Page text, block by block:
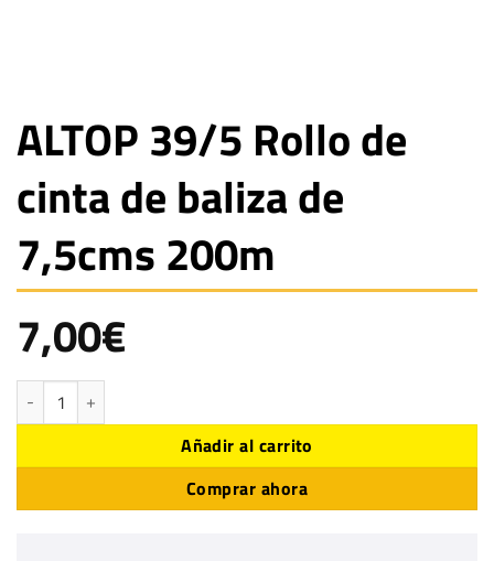
ALTOP 39/5 Rollo de
cinta de baliza de
7,5cms 200m
7,00€
ALTOP 39/5 Rollo de cinta de baliza de 7,5cms 200m cantidad
Añadir al carrito
Comprar ahora